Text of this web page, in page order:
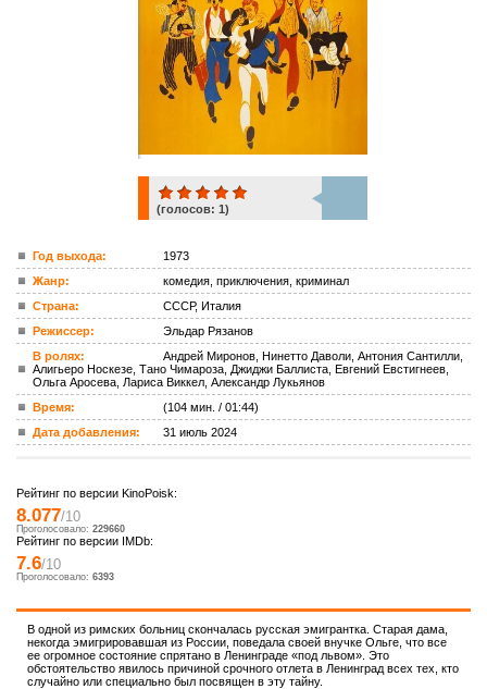
ком.
(голосов: 1)
Год выхода:
1973
Жанр:
комедия, приключения, криминал
Страна:
СССР, Италия
Режиссер:
Эльдар Рязанов
В ролях:
Андрей Миронов, Нинетто Даволи, Антония Сантилли,
Алигьеро Носкезе, Тано Чимароза, Джиджи Баллиста, Евгений Евстигнеев,
Ольга Аросева, Лариса Виккел, Александр Лукьянов
Время:
(104 мин. / 01:44)
Дата добавления:
31 июль 2024
Рейтинг по версии KinoPoisk:
8.077/10
Проголосовало: 229660
Рейтинг по версии IMDb:
7.6/10
Проголосовало: 6393
В одной из римских больниц скончалась русская эмигрантка. Старая дама,
некогда эмигрировавшая из России, поведала своей внучке Ольге, что все
ее огромное состояние спрятано в Ленинграде «под львом». Это
обстоятельство явилось причиной срочного отлета в Ленинград всех тех, кто
случайно или специально был посвящен в эту тайну.